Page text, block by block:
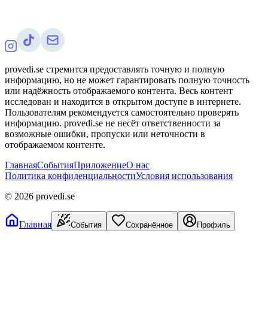
provedi.se стремится предоставлять точную и полную
информацию, но не может гарантировать полную точность
или надёжность отображаемого контента. Весь контент
исследован и находится в открытом доступе в интернете.
Пользователям рекомендуется самостоятельно проверять
информацию. provedi.se не несёт ответственности за
возможные ошибки, пропуски или неточности в
отображаемом контенте.
ГлавнаяСобытияПриложениеО нас
Политика конфиденциальностиУсловия использования
© 2026 provedi.se
Главная События Сохранённое Профиль